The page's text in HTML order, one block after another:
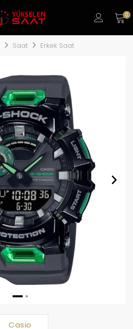
0
Saat Erkek Saat
Casio